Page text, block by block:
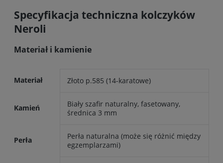
Specyfikacja techniczna kolczyków
Neroli
Materiał i kamienie
Materiał Złoto p.585 (14-karatowe)
Kamień
Biały szafir naturalny, fasetowany,
średnica 3 mm
Perła
Perła naturalna (może się różnić między
egzemplarzami)